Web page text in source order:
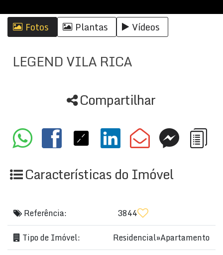
Fotos Plantas Vídeos
LEGEND VILA RICA
Compartilhar
Características do Imóvel
Referência:
3844
Tipo de Imóvel:
Residencial»Apartamento